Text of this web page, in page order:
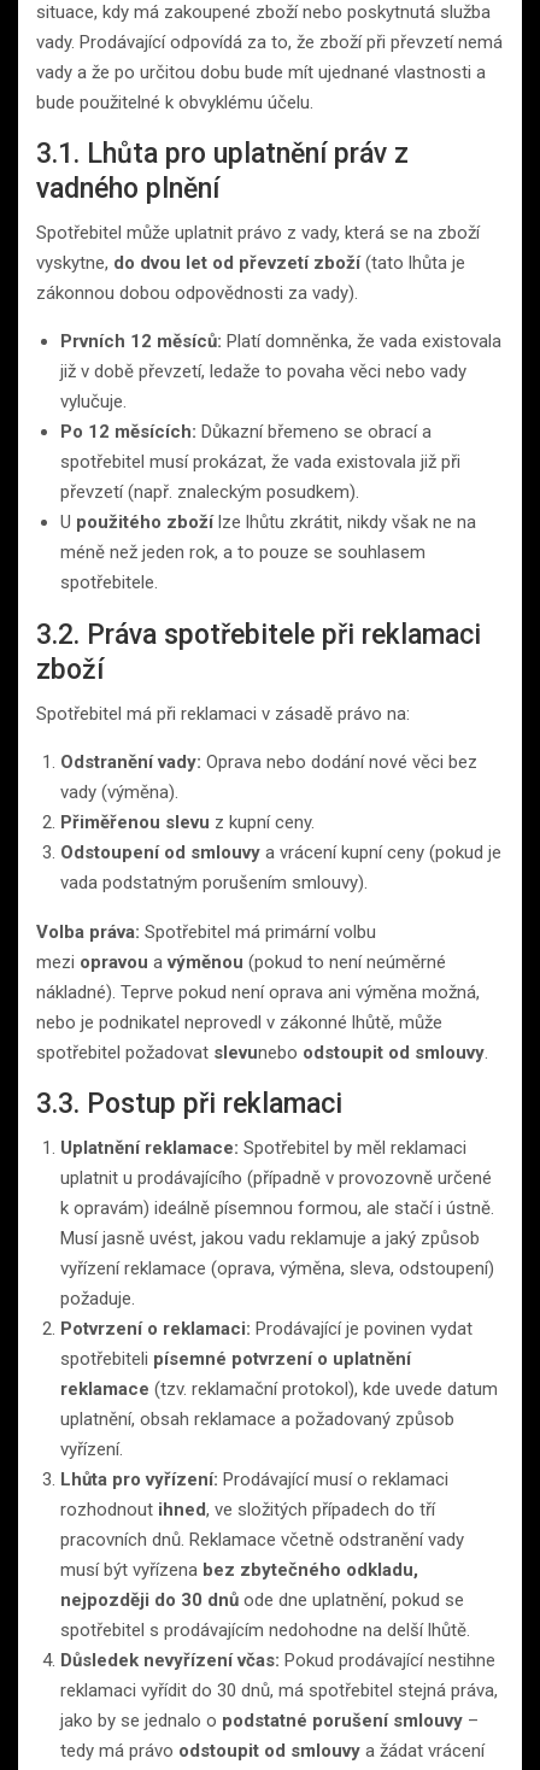
situace, kdy má zakoupené zboží nebo poskytnutá služba
vady. Prodávající odpovídá za to, že zboží při převzetí nemá
vady a že po určitou dobu bude mít ujednané vlastnosti a
bude použitelné k obvyklému účelu.
3.1. Lhůta pro uplatnění práv z
vadného plnění
Spotřebitel může uplatnit právo z vady, která se na zboží
vyskytne, do dvou let od převzetí zboží(tato lhůta je
zákonnou dobou odpovědnosti za vady).
Prvních 12 měsíců: Platí domněnka, že vada existovala
již v době převzetí, ledaže to povaha věci nebo vady
vylučuje.
Po 12 měsících: Důkazní břemeno se obrací a
spotřebitel musí prokázat, že vada existovala již při
převzetí (např. znaleckým posudkem).
U použitého zbožílze lhůtu zkrátit, nikdy však ne na
méně než jeden rok, a to pouze se souhlasem
spotřebitele.
3.2. Práva spotřebitele při reklamaci
zboží
Spotřebitel má při reklamaci v zásadě právo na:
Odstranění vady: Oprava nebo dodání nové věci bez
vady (výměna).
Přiměřenou slevu z kupní ceny.
Odstoupení od smlouvy a vrácení kupní ceny (pokud je
vada podstatným porušením smlouvy).
Volba práva: Spotřebitel má primární volbu
mezi opravou avýměnou (pokud to není neúměrné
nákladné). Teprve pokud není oprava ani výměna možná,
nebo je podnikatel neprovedl v zákonné lhůtě, může
spotřebitel požadovat slevunebo odstoupit od smlouvy.
3.3. Postup při reklamaci
Uplatnění reklamace: Spotřebitel by měl reklamaci
uplatnit u prodávajícího (případně v provozovně určené
k opravám) ideálně písemnou formou, ale stačí i ústně.
Musí jasně uvést, jakou vadu reklamuje a jaký způsob
vyřízení reklamace (oprava, výměna, sleva, odstoupení)
požaduje.
Potvrzení o reklamaci: Prodávající je povinen vydat
spotřebiteli písemné potvrzení o uplatnění
reklamace (tzv. reklamační protokol), kde uvede datum
uplatnění, obsah reklamace a požadovaný způsob
vyřízení.
Lhůta pro vyřízení: Prodávající musí o reklamaci
rozhodnout ihned, ve složitých případech do tří
pracovních dnů. Reklamace včetně odstranění vady
musí být vyřízena bez zbytečného odkladu,
nejpozději do 30 dnů ode dne uplatnění, pokud se
spotřebitel s prodávajícím nedohodne na delší lhůtě.
Důsledek nevyřízení včas: Pokud prodávající nestihne
reklamaci vyřídit do 30 dnů, má spotřebitel stejná práva,
jako by se jednalo o podstatné porušení smlouvy –
tedy má právo odstoupit od smlouvy a žádat vrácení